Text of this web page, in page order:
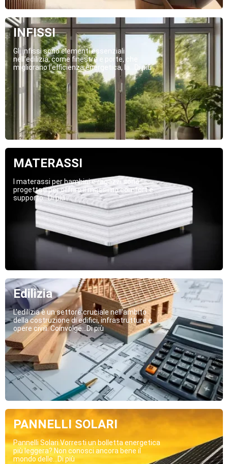
INFISSI
Gli infissi sono elementi essenziali
nell’edilizia, come finestre e porte, che
migliorano l’efficienza energetica, la...Di più
MATERASSI
I materassi per bambini e ragazzi sono
progettati per offrire il massimo comfort e
supporto...Di più
Edilizia
L'edilizia è un settore cruciale nell'ambito
della costruzione di edifici, infrastrutture e
opere civili. Coinvolge...Di più
PANNELLI SOLARI
Pannelli Solari Vorresti un bolletta energetica
più leggera? Non conosci ancora bene il
mondo delle...Di più